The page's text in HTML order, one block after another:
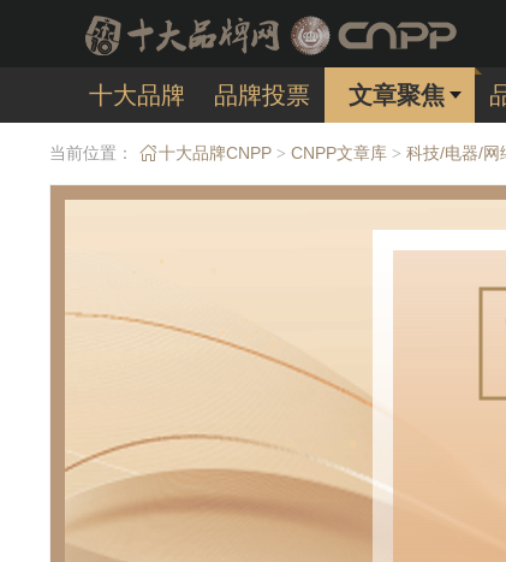
十大品牌 品牌投票 文章聚焦
当前位置： 十大品牌CNPP > CNPP文章库 > 科技/电器/网